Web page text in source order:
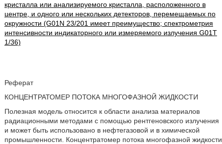
кристалла или анализируемого кристалла, расположенного в
центре, и одного или нескольких детекторов, перемещаемых по
окружности (G01N 23/201 имеет преимущество; спектрометрия
интенсивности индикаторного или измеряемого излучения G01T
1/36)
Реферат
КОНЦЕНТРАТОМЕР ПОТОКА МНОГОФАЗНОЙ ЖИДКОСТИ
Полезная модель относится к области анализа материалов
радиационными методами с помощью рентгеновского излучения
и может быть использовано в нефтегазовой и в химической
промышленности. Концентратомер потока многофазной жидкости